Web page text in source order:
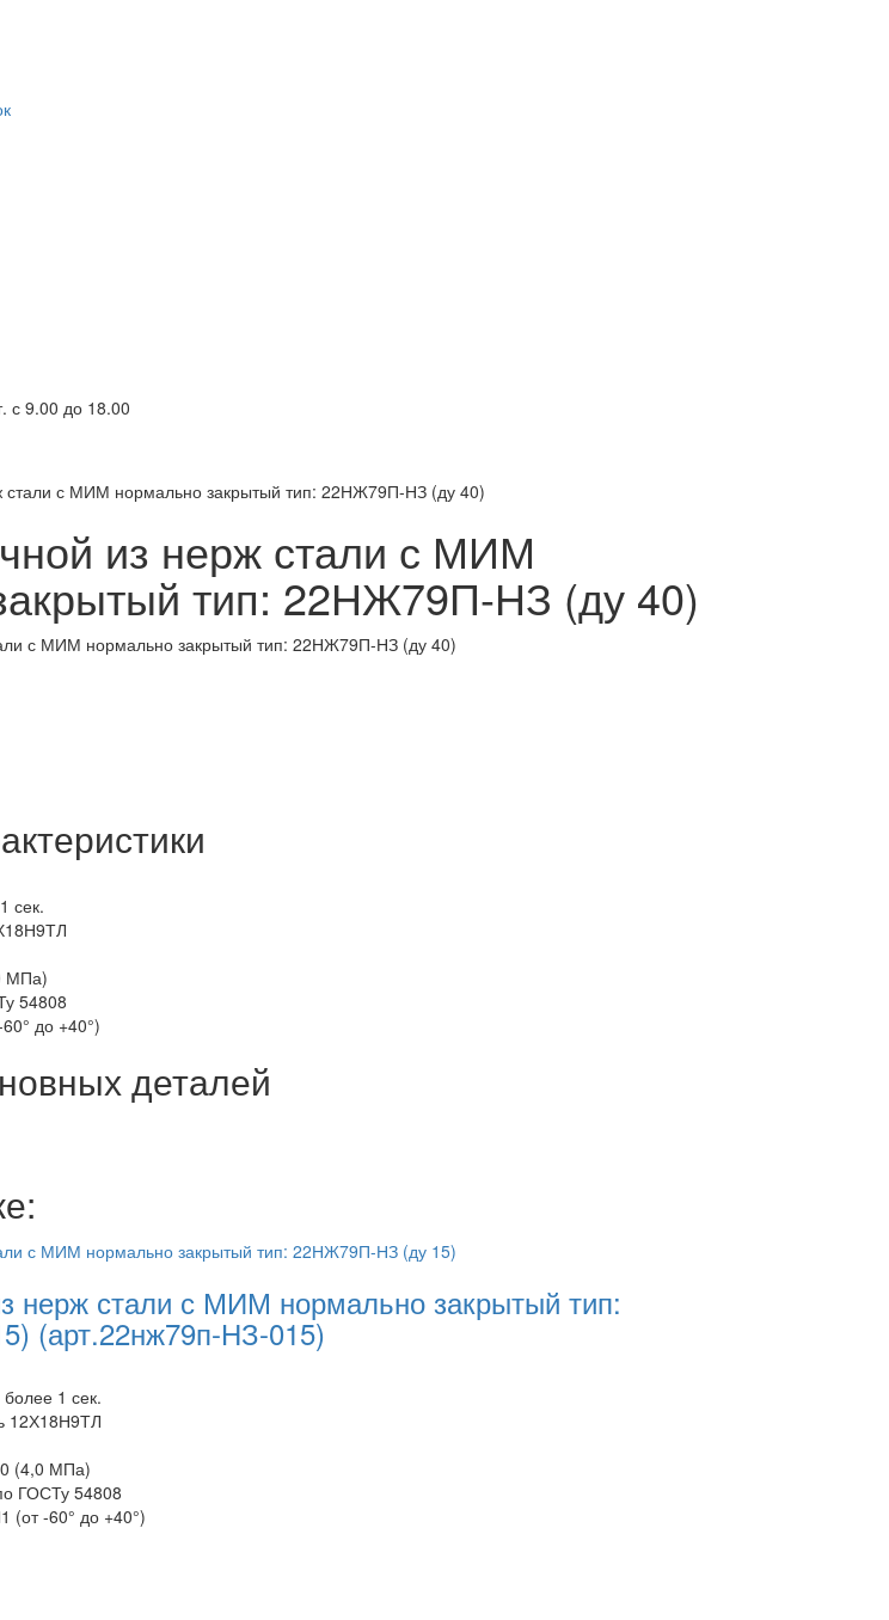
с 9.00 до 18.00
стали с МИМ нормально закрытый тип: 22НЖ79П-НЗ (ду 40)
из нерж стали с МИМ
тип: 22НЖ79П-НЗ (ду 40)
сек.
МПа)
54808
до +40°)
деталей
нерж стали с МИМ нормально закрытый тип:
(арт.22нж79п-НЗ-015)
1 сек.
12Х18Н9ТЛ
(4,0 МПа)
ГОСТу 54808
(от -60° до +40°)